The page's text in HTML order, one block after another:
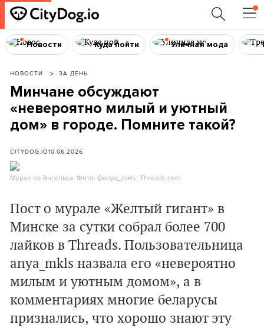
Новости Куда пойти Уличная мода
НОВОСТИ ЗА ДЕНЬ
Минчане обсуждают
«невероятно милый и уютный
дом» в городе. Помните такой?
CITYDOG.IO10.06.2026
Мурал на Энгельса. Фото: @anya_mkls, Threads.com.
Пост о мурале «Желтый гигант» в
Минске за сутки собрал более 700
лайков в Threads. Пользовательница
anya_mkls назвала его «невероятно
милым и уютным домом», а в
комментариях многие беларусы
признались, что хорошо знают эту